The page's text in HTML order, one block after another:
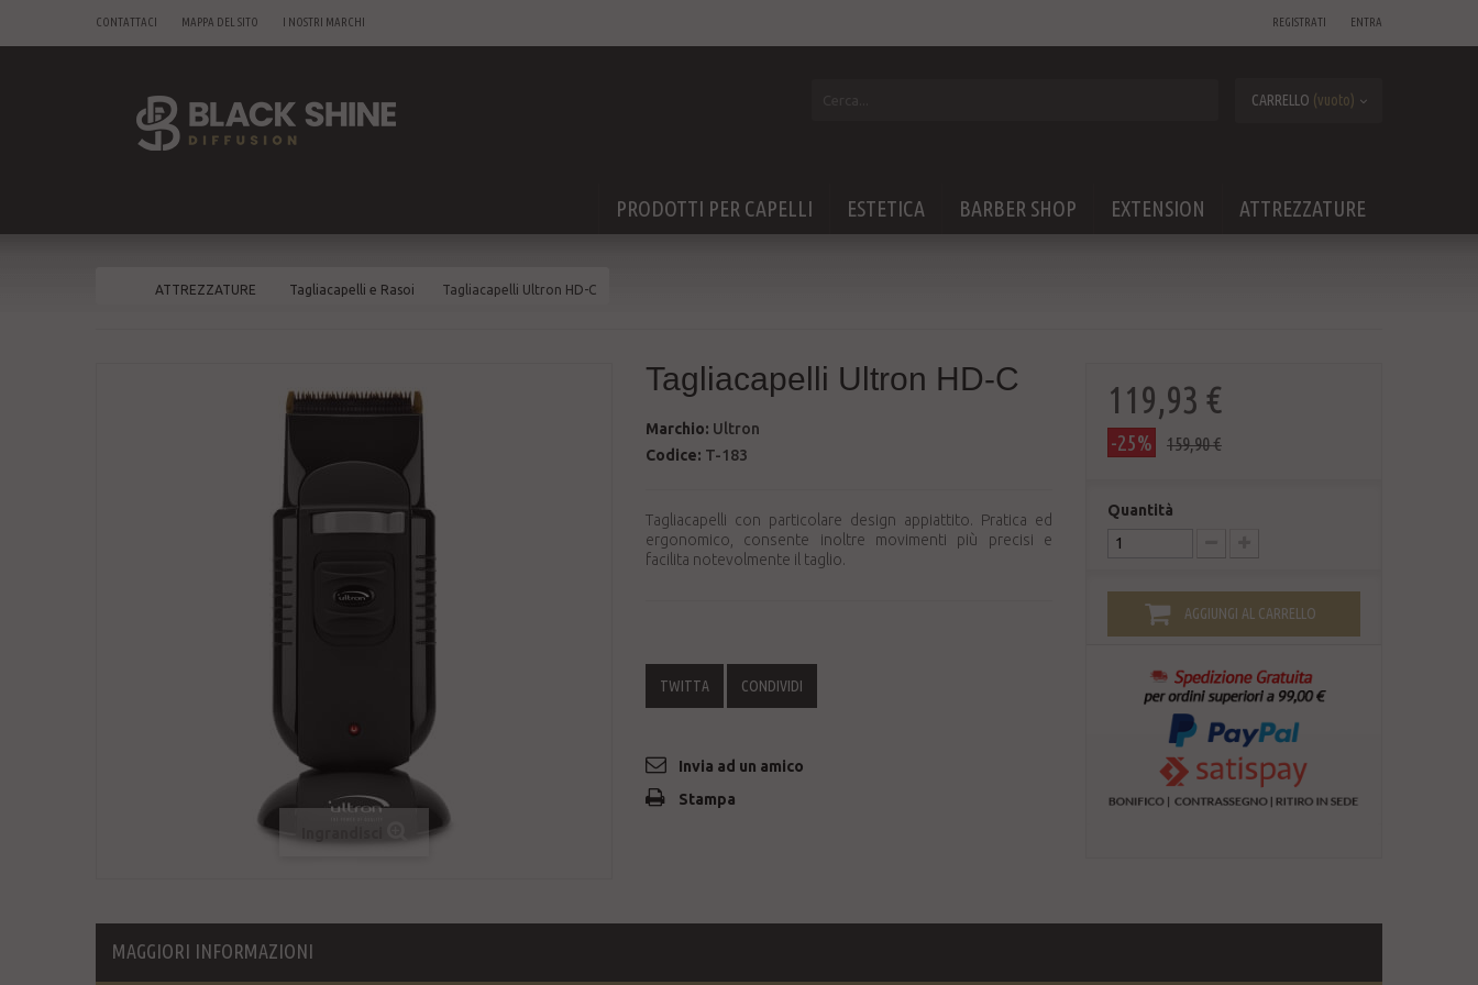
ENTRA
REGISTRATI
CONTATTACI MAPPA DEL SITO I NOSTRI MARCHI
CARRELLO (vuoto)
ATTREZZATURE
EXTENSION
BARBER SHOP
ESTETICA
PRODOTTI PER CAPELLI
ATTREZZATURE Tagliacapelli e Rasoi Tagliacapelli Ultron HD-C
Tagliacapelli Ultron HD-C
Marchio: Ultron
Codice: T-183
Tagliacapelli con particolare design appiattito. Pratica ed
ergonomico, consente inoltre movimenti più precisi e
facilita notevolmente il taglio.
TWITTA CONDIVIDI
Invia ad un amico
Stampa
119,93 €
-25% 159,90 €
Quantità
AGGIUNGI AL CARRELLO
MAGGIORI INFORMAZIONI